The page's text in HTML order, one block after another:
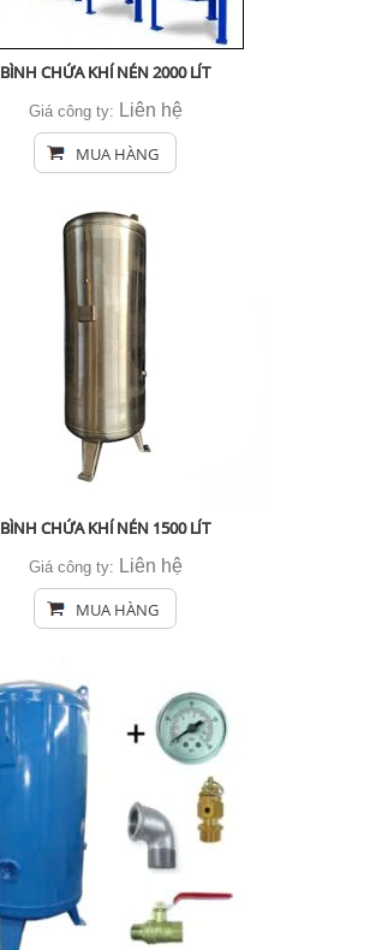
BÌNH CHỨA KHÍ NÉN 2000 LÍT
Giá công ty: Liên hệ
MUA HÀNG
BÌNH CHỨA KHÍ NÉN 1500 LÍT
Giá công ty: Liên hệ
MUA HÀNG